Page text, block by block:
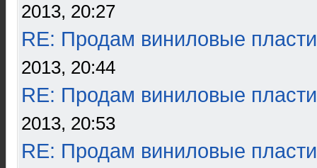
2013, 20:27
RE: Продам виниловые
2013, 20:44
RE: Продам виниловые
2013, 20:53
RE: Продам виниловые